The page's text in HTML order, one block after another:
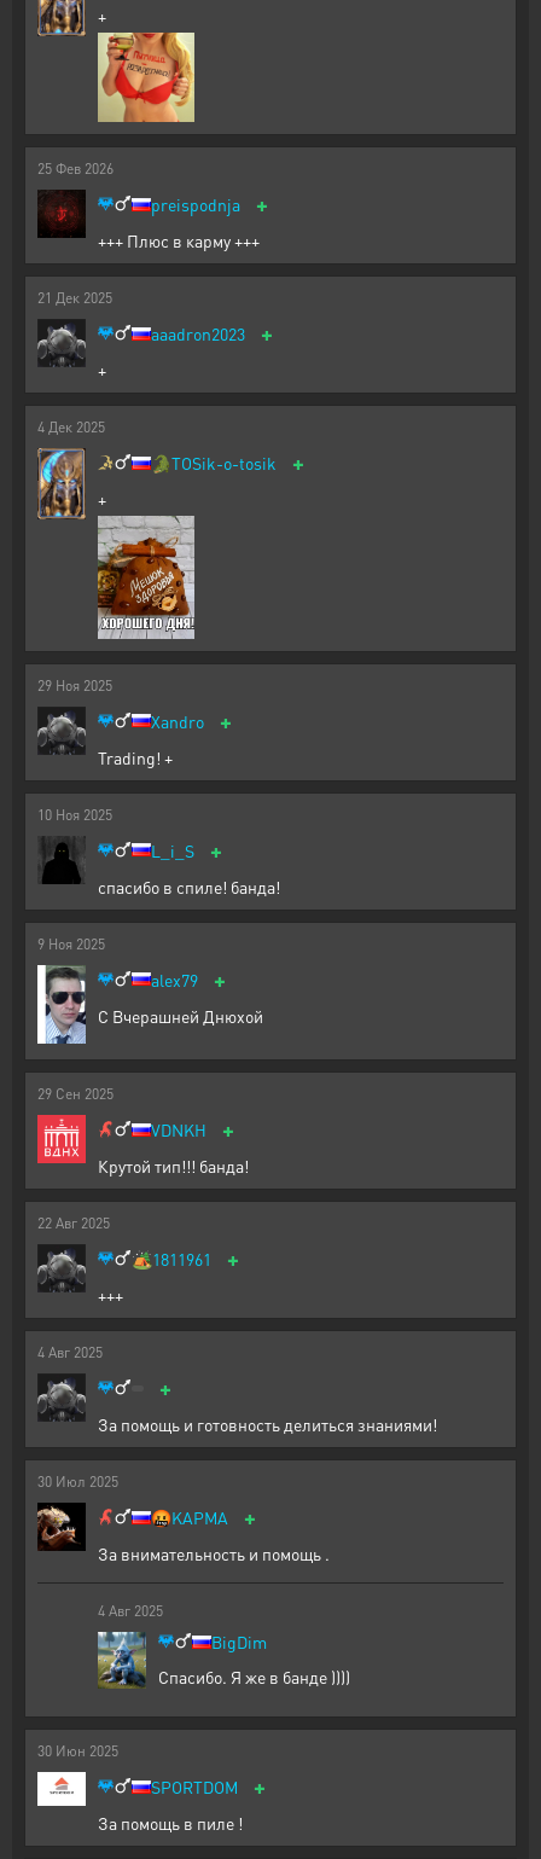
+
25 Фев 2026
preispodnja +
+++ Плюс в карму +++
21 Дек 2025
aaadron2023 +
+
4 Дек 2025
🐊TOSik-o-tosik +
+
29 Ноя 2025
Xandro +
Trading! +
10 Ноя 2025
L_i_S +
спасибо в спиле! банда!
9 Ноя 2025
alex79 +
С Вчерашней Днюхой
29 Сен 2025
VDNKH +
Крутой тип!!! банда!
22 Авг 2025
🏕️1811961 +
+++
4 Авг 2025
+
За помощь и готовность делиться знаниями!
30 Июл 2025
🤬KAPMA +
За внимательность и помощь .
4 Авг 2025
BigDim
Спасибо. Я же в банде ))))
30 Июн 2025
SPORTDOM +
За помощь в пиле !